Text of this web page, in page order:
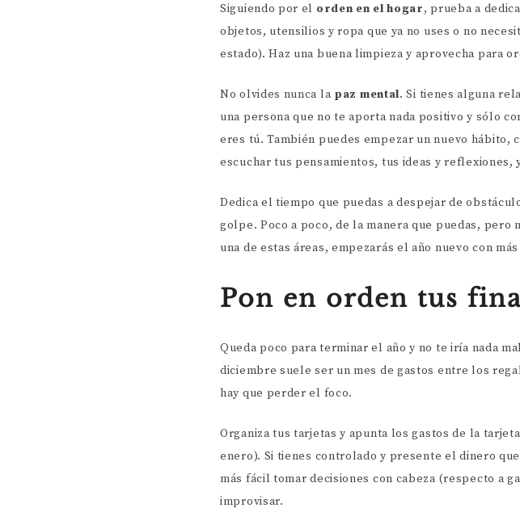
Siguiendo por el orden en el hogar, prueba a
objetos, utensilios y ropa que ya no uses o no
estado). Haz una buena limpieza y aprovecha para
No olvides nunca la paz mental. Si tienes alguna
una persona que no te aporta nada positivo y sólo
eres tú. También puedes empezar un nuevo hábito,
escuchar tus pensamientos, tus ideas y reflexiones,
Dedica el tiempo que puedas a despejar de
golpe. Poco a poco, de la manera que puedas, pero
una de estas áreas, empezarás el año nuevo con
Pon en orden tus
Queda poco para terminar el año y no te iría nada
diciembre suele ser un mes de gastos entre los
hay que perder el foco.
Organiza tus tarjetas y apunta los gastos de la
enero). Si tienes controlado y presente el dinero
más fácil tomar decisiones con cabeza (respecto a
improvisar.